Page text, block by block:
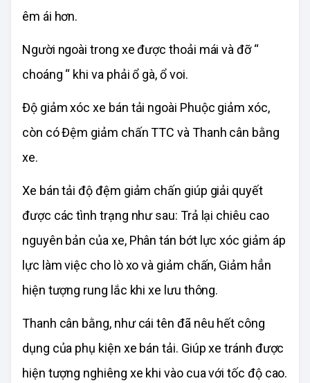
êm ái hơn.
Người ngoài trong xe được thoải mái và đỡ “
choáng “ khi va phải ổ gà, ổ voi.
Độ giảm xóc xe bán tải ngoài Phuộc giảm xóc,
còn có Đệm giảm chấn TTC và Thanh cân bằng
xe.
Xe bán tải độ đệm giảm chấn giúp giải quyết
được các tình trạng như sau: Trả lại chiêu cao
nguyên bản của xe, Phân tán bớt lực xóc giảm áp
lực làm việc cho lò xo và giảm chấn, Giảm hẳn
hiện tượng rung lắc khi xe lưu thông.
Thanh cân bằng, như cái tên đã nêu hết công
dụng của phụ kiện xe bán tải. Giúp xe tránh được
hiện tượng nghiêng xe khi vào cua với tốc độ cao.